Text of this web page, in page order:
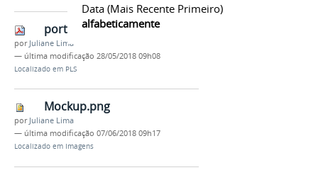
Data (mais Recente Primeiro)
alfabeticamente
portariano2382018.pdf
por Juliane Lima
— última modificação 28/05/2018 09h08
Localizado em PLS
Mockup.png
por Juliane Lima
— última modificação 07/06/2018 09h17
Localizado em Imagens